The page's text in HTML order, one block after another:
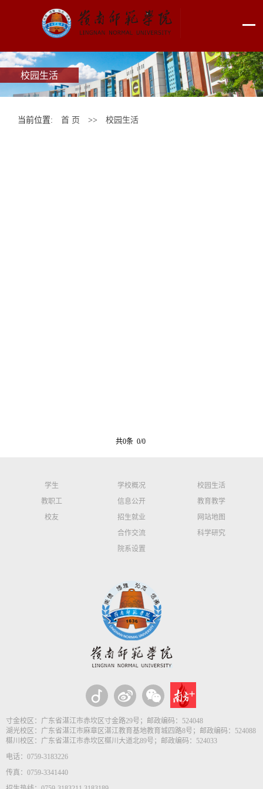
校园生活
当前位置: 首 页 >> 校园生活
共0条 0/0
学生
教职工
校友
学校概况
信息公开
招生就业
合作交流
院系设置
校园生活
教育教学
网站地图
科学研究
寸金校区：广东省湛江市赤坎区寸金路29号；邮政编码：524048
湖光校区：广东省湛江市麻章区湛江教育基地教育城四路8号；邮政编码：524088
椹川校区：广东省湛江市赤坎区椹川大道北89号；邮政编码：524033
电话：0759-3183226
传真：0759-3341440